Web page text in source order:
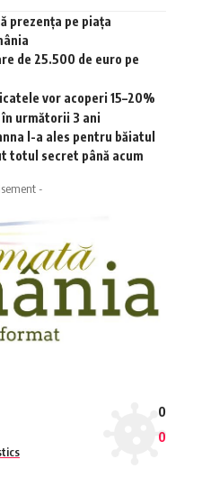
prezența pe piața
de 25.500 de euro pe
vor acoperi 15–20%
următorii 3 ani
l-a ales pentru băiatul
totul secret până acum
-
0
0